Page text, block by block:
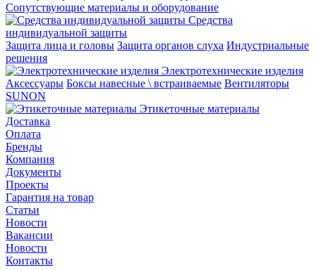
Сопутствующие материалы и оборудование
Средства
индивидуальной защиты
Защита лица и головы Защита органов слуха Индустриальные
решения
Электротехнические изделия
Аксессуары Боксы навесные \ встраиваемые Вентиляторы
SUNON
Этикеточные материалы
Доставка
Оплата
Бренды
Компания
Документы
Проекты
Гарантия на товар
Статьи
Новости
Вакансии
Новости
Контакты